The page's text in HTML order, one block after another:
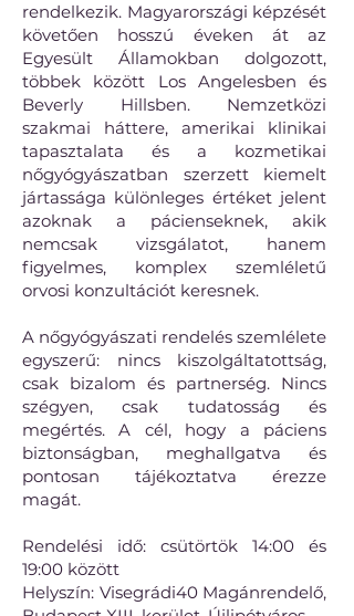
rendelkezik. Magyarországi képzését
követően hosszú éveken át az
Egyesült Államokban dolgozott,
többek között Los Angelesben és
Beverly Hillsben. Nemzetközi
szakmai háttere, amerikai klinikai
tapasztalata és a kozmetikai
nőgyógyászatban szerzett kiemelt
jártassága különleges értéket jelent
azoknak a pácienseknek, akik
nemcsak vizsgálatot, hanem
figyelmes, komplex szemléletű
orvosi konzultációt keresnek.
A nőgyógyászati rendelés szemlélete
egyszerű: nincs kiszolgáltatottság,
csak bizalom és partnerség. Nincs
szégyen, csak tudatosság és
megértés. A cél, hogy a páciens
biztonságban, meghallgatva és
pontosan tájékoztatva érezze
magát.
Rendelési idő: csütörtök 14:00 és
19:00 között
Helyszín: Visegrádi40 Magánrendelő,